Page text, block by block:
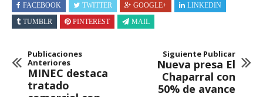
FACEBOOK TWITTER GOOGLE+
LINKEDIN
TUMBLR
PINTEREST MAIL
Publicaciones
Anteriores
MINEC destaca
tratado
Siguiente Publicar
Nueva presa El
Chaparral con
50% de avance